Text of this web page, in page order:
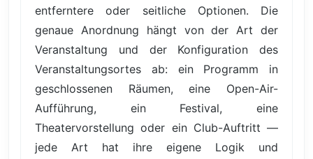
entferntere oder seitliche Optionen. Die
genaue Anordnung hängt von der Art der
Veranstaltung und der Konfiguration des
Veranstaltungsortes ab: ein Programm in
geschlossenen Räumen, eine Open-Air-
Aufführung, ein Festival, eine
Theatervorstellung oder ein Club-Auftritt —
jede Art hat ihre eigene Logik und